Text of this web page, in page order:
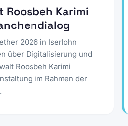
Roosbeh Karimi
2026 in Iserlohn
über Digitalisierung und
Roosbeh Karimi
im Rahmen der